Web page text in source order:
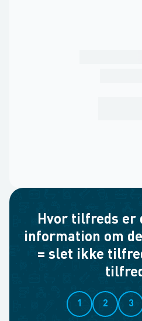
Hvor tilfreds er
information om
= slet ikke
1 2 3